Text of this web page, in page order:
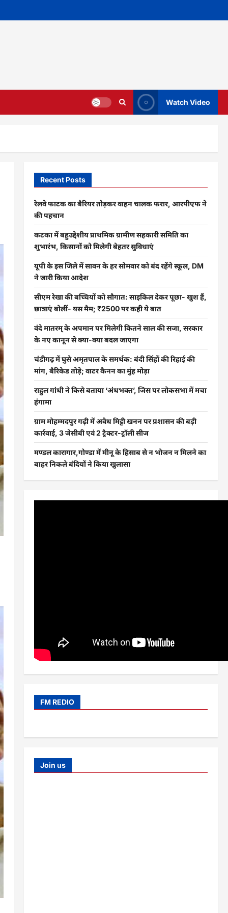
Watch Video
Recent Posts
रेलवे फाटक का बैरियर तोड़कर वाहन चालक फरार, आरपीएफ ने
की पहचान
कटका में बहुउद्देशीय प्राथमिक ग्रामीण सहकारी समिति का
शुभारंभ, किसानों को मिलेगी बेहतर सुविधाएं
यूपी के इस जिले में सावन के हर सोमवार को बंद रहेंगे स्कूल, DM
ने जारी किया आदेश
सीएम रेखा की बच्चियों को सौगात: साइकिल देकर पूछा- खुश हैं,
छात्राएं बोलीं- यस मैम; ₹2500 पर कही ये बात
वंदे मातरम् के अपमान पर मिलेगी कितने साल की सजा, सरकार
के नए कानून से क्या-क्या बदल जाएगा
चंडीगढ़ में घुसे अमृतपाल के समर्थक: बंदी सिंहों की रिहाई की
मांग, बैरिकेड तोड़े; वाटर कैनन का मुंह मोड़ा
राहुल गांधी ने किसे बताया ‘अंधभक्त’, जिस पर लोकसभा में मचा
हंगामा
ग्राम मोहम्मदपुर गढ़ी में अवैध मिट्टी खनन पर प्रशासन की बड़ी
कार्रवाई, 3 जेसीबी एवं 2 ट्रैक्टर-ट्रॉली सीज
मण्डल कारागार,गोण्डा में मीनू के हिसाब से न भोजन न मिलने का
बाहर निकले बंदियों ने किया खुलासा
FM REDIO
Join us